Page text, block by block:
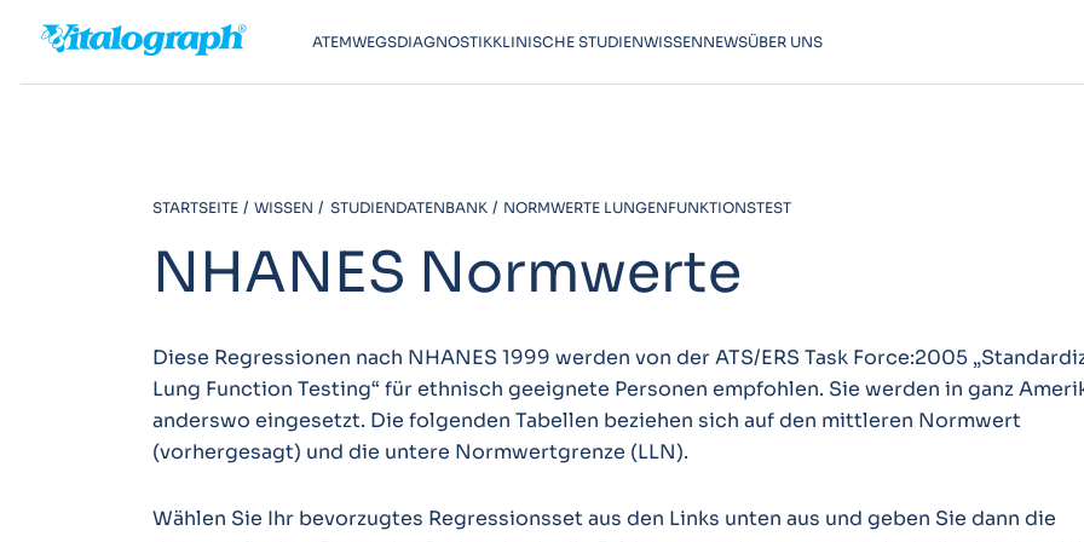
ATEMWEGSDIAGNOSTIKKLINISCHE STUDIENWISSENNEWSÜBER UNS
STARTSEITE WISSEN STUDIENDATENBANK NORMWERTE LUNGENFUNKTIONSTEST
NHANES Normwerte
Diese Regressionen nach NHANES 1999 werden von der ATS/ERS Task Force:2005
Lung Function Testing“ für ethnisch geeignete Personen empfohlen. Sie werden in ganz
anderswo eingesetzt. Die folgenden Tabellen beziehen sich auf den mittleren Normwert
(vorhergesagt) und die untere Normwertgrenze (LLN).
Wählen Sie Ihr bevorzugtes Regressionsset aus den Links unten aus und geben Sie dann die